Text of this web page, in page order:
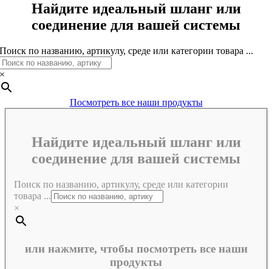
Найдите идеальный шланг или
соединение для вашей системы
Поиск по названию, артикулу, среде или категории товара ...
×
Посмотреть все наши продукты
Найдите идеальный шланг или
соединение для вашей системы
Поиск по названию, артикулу, среде или категории
товара ...
×
или нажмите, чтобы посмотреть все наши
продукты